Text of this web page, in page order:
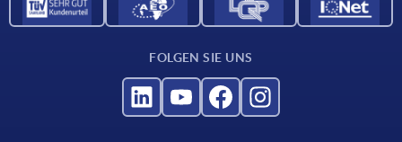
FOLGEN SIE UNS